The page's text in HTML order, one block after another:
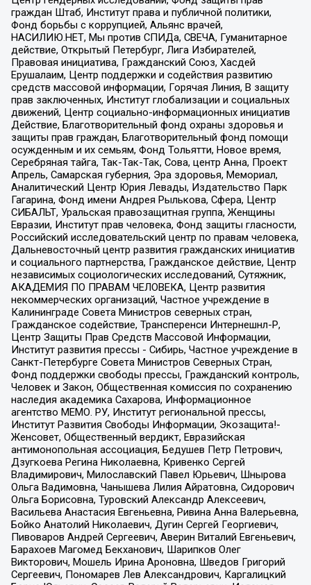
граждан Штаб, Институт права и публичной политики,
Фонд борьбы с коррупцией, Альянс врачей,
НАСИЛИЮ.НЕТ, Мы против СПИДа, СВЕЧА, Гуманитарное
действие, Открытый Петербург, Лига Избирателей,
Правовая инициатива, Гражданский Союз, Хасдей
Ерушалаим, Центр поддержки и содействия развитию
средств массовой информации, Горячая Линия, В защиту
прав заключенных, Институт глобализации и социальных
движений, Центр социально-информационных инициатив
Действие, Благотворительный фонд охраны здоровья и
защиты прав граждан, Благотворительный фонд помощи
осужденным и их семьям, Фонд Тольятти, Новое время,
Серебряная тайга, Так-Так-Так, Сова, центр Анна, Проект
Апрель, Самарская губерния, Эра здоровья, Мемориал,
Аналитический Центр Юрия Левады, Издательство Парк
Гагарина, Фонд имени Андрея Рылькова, Сфера, Центр
СИБАЛЬТ, Уральская правозащитная группа, Женщины
Евразии, Институт прав человека, Фонд защиты гласности,
Российский исследовательский центр по правам человека,
Дальневосточный центр развития гражданских инициатив
и социального партнерства, Гражданское действие, Центр
независимых социологических исследований, Сутяжник,
АКАДЕМИЯ ПО ПРАВАМ ЧЕЛОВЕКА, Центр развития
некоммерческих организаций, Частное учреждение в
Калининграде Совета Министров северных стран,
Гражданское содействие, Трансперенси Интернешнл-Р,
Центр Защиты Прав Средств Массовой Информации,
Институт развития прессы - Сибирь, Частное учреждение в
Санкт-Петербурге Совета Министров Северных Стран,
Фонд поддержки свободы прессы, Гражданский контроль,
Человек и Закон, Общественная комиссия по сохранению
наследия академика Сахарова, Информационное
агентство МЕМО. РУ, Институт региональной прессы,
Институт Развития Свободы Информации, Экозащита!-
Женсовет, Общественный вердикт, Евразийская
антимонопольная ассоциация, Бедушев Петр Петрович,
Дзугкоева Регина Николаевна, Кривенко Сергей
Владимирович, Милославский Павел Юрьевич, Шнырова
Ольга Вадимовна, Чанышева Лилия Айратовна, Сидорович
Ольга Борисовна, Туровский Александр Алексеевич,
Васильева Анастасия Евгеньевна, Ривина Анна Валерьевна,
Бойко Анатолий Николаевич, Дугин Сергей Георгиевич,
Пивоваров Андрей Сергеевич, Аверин Виталий Евгеньевич,
Барахоев Магомед Бекханович, Шарипков Олег
Викторович, Мошель Ирина Ароновна, Шведов Григорий
Сергеевич, Пономарев Лев Александрович, Каргалицкий